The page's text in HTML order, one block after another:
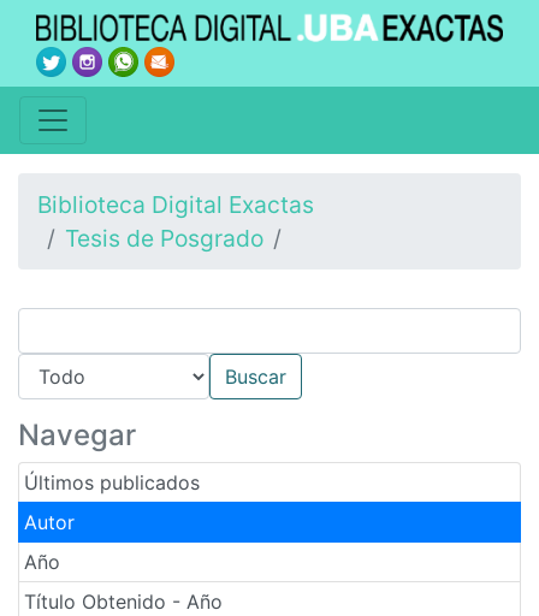
Biblioteca Digital Exactas
Tesis de Posgrado
Navegar
Últimos publicados
Autor
Año
Título Obtenido - Año